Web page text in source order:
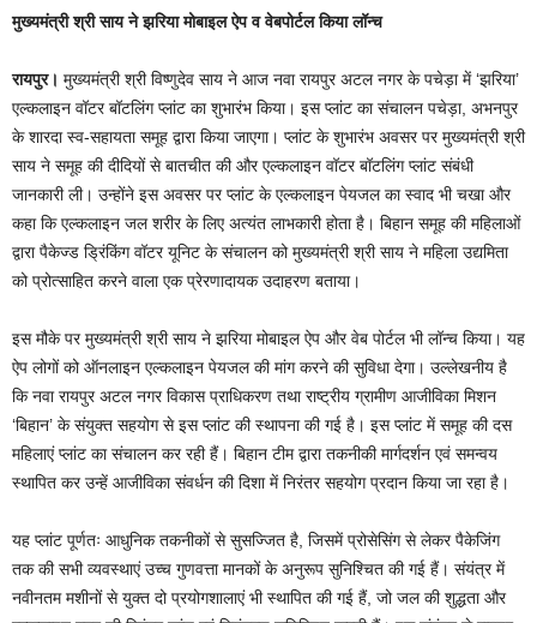
मुख्यमंत्री श्री साय ने झरिया मोबाइल ऐप व वेबपोर्टल किया लॉन्च
रायपुर। मुख्यमंत्री श्री विष्णुदेव साय ने आज नवा रायपुर अटल नगर के पचेड़ा में ‘झरिया’
एल्कलाइन वॉटर बॉटलिंग प्लांट का शुभारंभ किया। इस प्लांट का संचालन पचेड़ा, अभनपुर
के शारदा स्व-सहायता समूह द्वारा किया जाएगा। प्लांट के शुभारंभ अवसर पर मुख्यमंत्री श्री
साय ने समूह की दीदियों से बातचीत की और एल्कलाइन वॉटर बॉटलिंग प्लांट संबंधी
जानकारी ली। उन्होंने इस अवसर पर प्लांट के एल्कलाइन पेयजल का स्वाद भी चखा और
कहा कि एल्कलाइन जल शरीर के लिए अत्यंत लाभकारी होता है। बिहान समूह की महिलाओं
द्वारा पैकेज्ड ड्रिंकिंग वॉटर यूनिट के संचालन को मुख्यमंत्री श्री साय ने महिला उद्यमिता
को प्रोत्साहित करने वाला एक प्रेरणादायक उदाहरण बताया।
इस मौके पर मुख्यमंत्री श्री साय ने झरिया मोबाइल ऐप और वेब पोर्टल भी लॉन्च किया। यह
ऐप लोगों को ऑनलाइन एल्कलाइन पेयजल की मांग करने की सुविधा देगा। उल्लेखनीय है
कि नवा रायपुर अटल नगर विकास प्राधिकरण तथा राष्ट्रीय ग्रामीण आजीविका मिशन
‘बिहान’ के संयुक्त सहयोग से इस प्लांट की स्थापना की गई है। इस प्लांट में समूह की दस
महिलाएं प्लांट का संचालन कर रही हैं। बिहान टीम द्वारा तकनीकी मार्गदर्शन एवं समन्वय
स्थापित कर उन्हें आजीविका संवर्धन की दिशा में निरंतर सहयोग प्रदान किया जा रहा है।
यह प्लांट पूर्णतः आधुनिक तकनीकों से सुसज्जित है, जिसमें प्रोसेसिंग से लेकर पैकेजिंग
तक की सभी व्यवस्थाएं उच्च गुणवत्ता मानकों के अनुरूप सुनिश्चित की गई हैं। संयंत्र में
नवीनतम मशीनों से युक्त दो प्रयोगशालाएं भी स्थापित की गई हैं, जो जल की शुद्धता और